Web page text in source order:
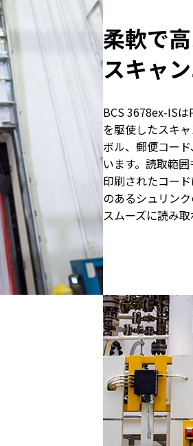
柔軟で
スキャ
BCS 3678ex-IS
を駆使したスキ
ボル、郵便コー
います。読取範
印刷されたコー
のあるシュリン
スムーズに読み取